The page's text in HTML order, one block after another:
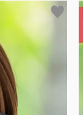
ョート
、丸くて美しいシ